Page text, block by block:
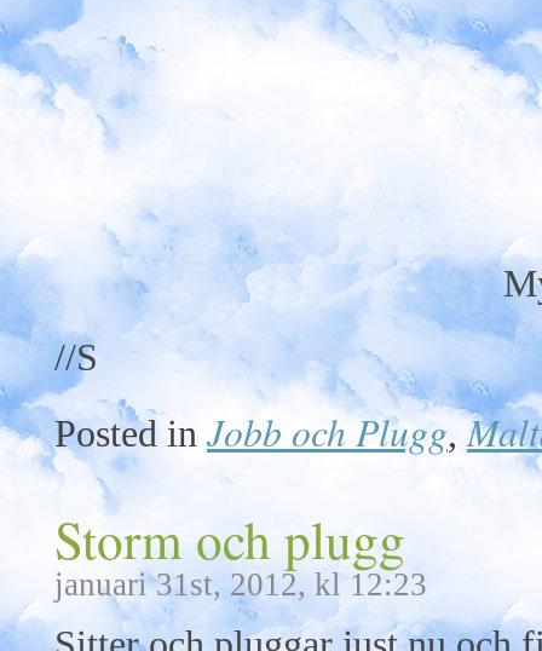
//S
Posted in Jobb och Plugg,
Storm och plugg
januari 31st, 2012, kl 12:23